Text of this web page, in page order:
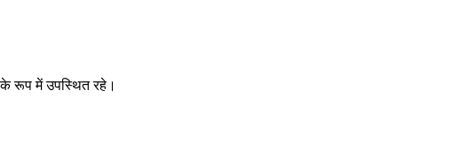
के रूप में उपस्थित रहे।